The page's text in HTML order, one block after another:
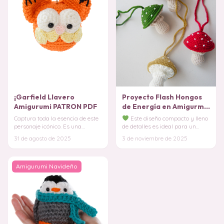
¡Garfield Llavero
Amigurumi PATRON PDF
Captura toda la esencia de este
personaje icónico. Es una
toque de humor
31 de agosto de 2025
Proyecto Flash Hongos
de Energía en Amigurmi
PATRÓN
Este diseño compacto y lleno
de detalles es ideal para un
ver resu
3 de noviembre de 2025
Amigurumi Navideño